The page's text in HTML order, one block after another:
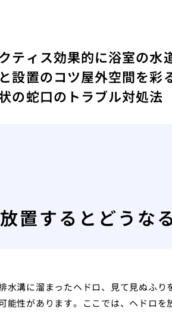
ティス効果的に浴室の水
設置のコツ屋外空間を彩
の蛇口のトラブル対処法
置するとどうな
水溝に溜まったヘドロ、見て見ぬふ
能性があります。ここでは、ヘドロ